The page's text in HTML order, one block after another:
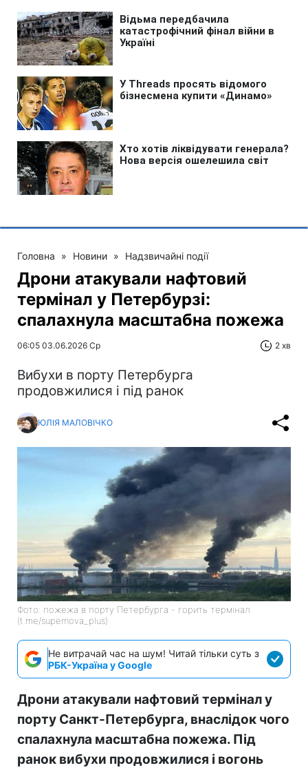
Головна » Новини » Надзвичайні події
Дрони атакували нафтовий
термінал у Петербурзі:
спалахнула масштабна пожежа
06:05 03.06.2026 Ср 2 хв
Вибухи в порту Петербурга
продовжилися і під ранок
ЮЛІЯ МАЛОВІЧКО
Фото: пожежа в порту Петербурга - горить термінал
(t.me/supernova_plus)
Не витрачай час на шум! Читай тільки суть з
РБК-Україна у Google
Дрони атакували нафтовий термінал у
порту Санкт-Петербурга, внаслідок чого
спалахнула масштабна пожежа. Під
ранок вибухи продовжилися і вогонь